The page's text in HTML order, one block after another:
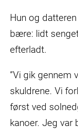
Hun og
bære: lidt
efterladt.
”Vi gik gennem
skuldrene. Vi
først ved
kanoer. Jeg var